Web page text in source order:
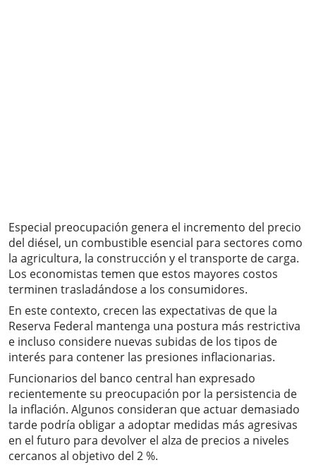
Especial preocupación genera el incremento del precio
del diésel, un combustible esencial para sectores como
la agricultura, la construcción y el transporte de carga.
Los economistas temen que estos mayores costos
terminen trasladándose a los consumidores.
En este contexto, crecen las expectativas de que la
Reserva Federal mantenga una postura más restrictiva
e incluso considere nuevas subidas de los tipos de
interés para contener las presiones inflacionarias.
Funcionarios del banco central han expresado
recientemente su preocupación por la persistencia de
la inflación. Algunos consideran que actuar demasiado
tarde podría obligar a adoptar medidas más agresivas
en el futuro para devolver el alza de precios a niveles
cercanos al objetivo del 2 %.